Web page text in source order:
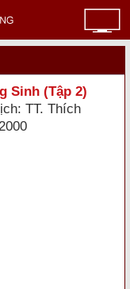
Sinh (Tập 2)
TT. Thích